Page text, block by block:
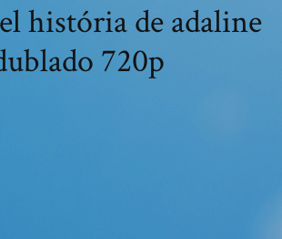
história de adaline
720p